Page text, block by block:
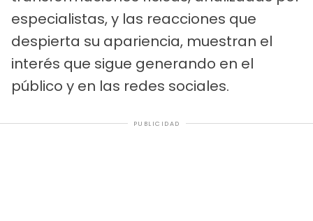
especialistas, y las reacciones que
despierta su apariencia, muestran el
interés que sigue generando en el
público y en las redes sociales.
PUBLICIDAD